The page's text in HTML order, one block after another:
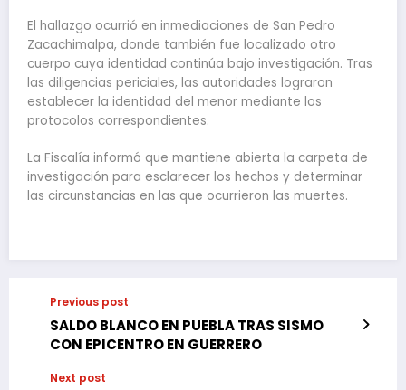
El hallazgo ocurrió en inmediaciones de San Pedro
Zacachimalpa, donde también fue localizado otro
cuerpo cuya identidad continúa bajo investigación. Tras
las diligencias periciales, las autoridades lograron
establecer la identidad del menor mediante los
protocolos correspondientes.
La Fiscalía informó que mantiene abierta la carpeta de
investigación para esclarecer los hechos y determinar
las circunstancias en las que ocurrieron las muertes.
Previous post
SALDO BLANCO EN PUEBLA TRAS SISMO
CON EPICENTRO EN GUERRERO
Next post